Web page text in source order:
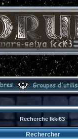
Recherche Ikki63
Rechercher